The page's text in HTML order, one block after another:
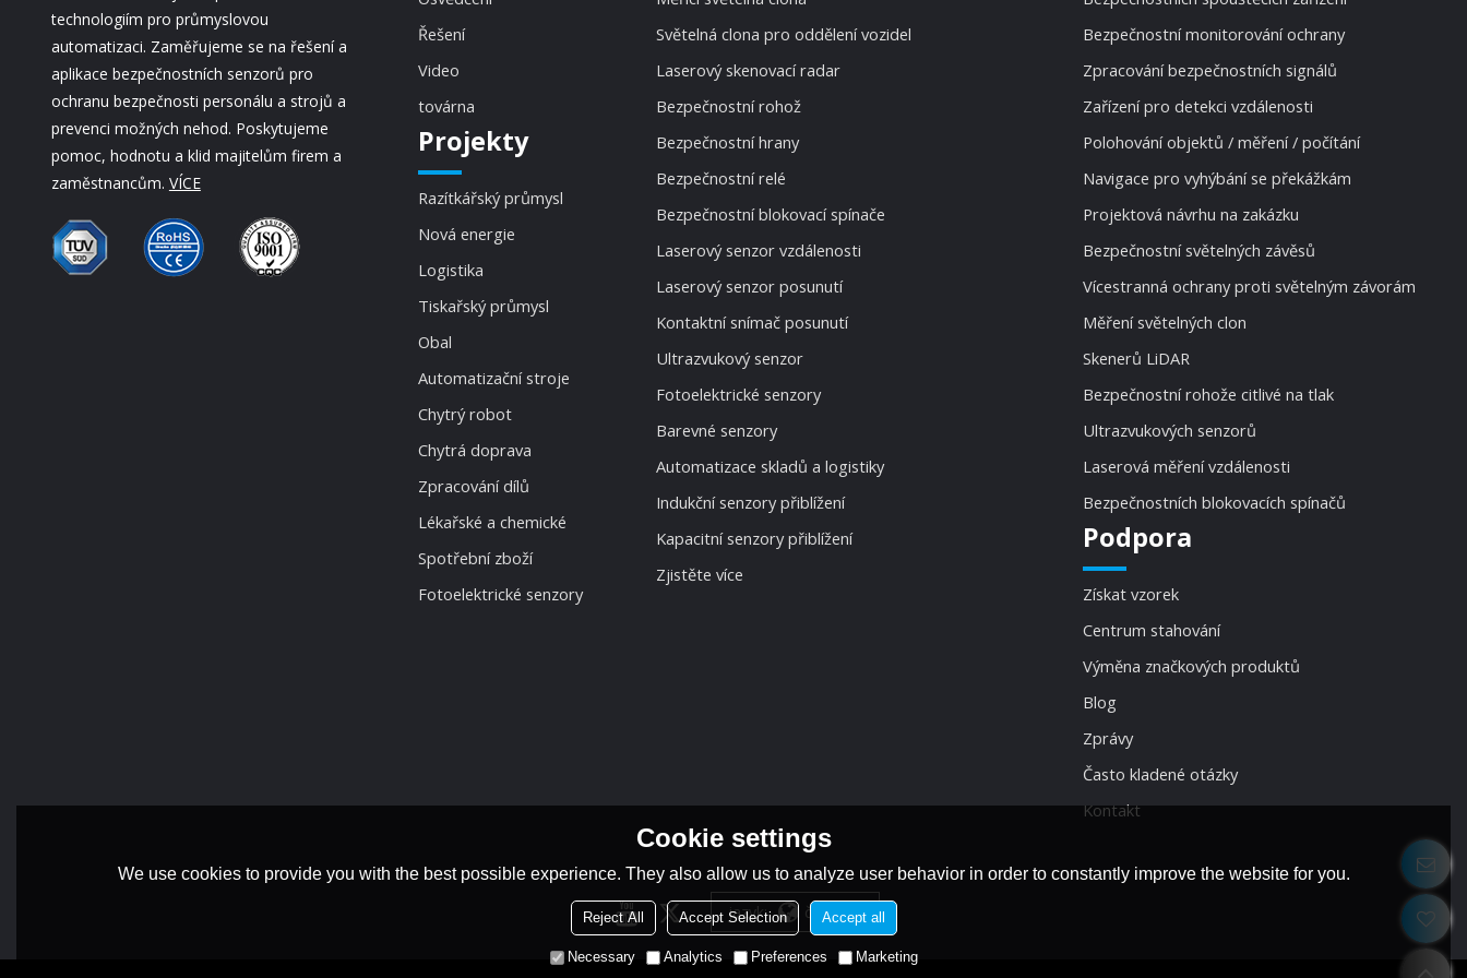
technologiím pro průmyslovou
automatizaci. Zaměřujeme se na řešení a
aplikace bezpečnostních senzorů pro
ochranu bezpečnosti personálu a strojů a
prevenci možných nehod. Poskytujeme
pomoc, hodnotu a klid majitelům firem a
zaměstnancům. VÍCE
Řešení
Video
továrna
Projekty
Razítkářský průmysl
Nová energie
Logistika
Tiskařský průmysl
Obal
Automatizační stroje
Chytrý robot
Chytrá doprava
Zpracování dílů
Lékařské a chemické
Spotřební zboží
Fotoelektrické senzory
Světelná clona pro oddělení vozidel
Laserový skenovací radar
Bezpečnostní rohož
Bezpečnostní hrany
Bezpečnostní relé
Bezpečnostní blokovací spínače
Laserový senzor vzdálenosti
Laserový senzor posunutí
Kontaktní snímač posunutí
Ultrazvukový senzor
Fotoelektrické senzory
Barevné senzory
Automatizace skladů a logistiky
Indukční senzory přiblížení
Kapacitní senzory přiblížení
Zjistěte více
Bezpečnostní monitorování ochrany
Zpracování bezpečnostních signálů
Zařízení pro detekci vzdálenosti
Polohování objektů / měření / počítání
Navigace pro vyhýbání se překážkám
Projektová návrhu na zakázku
Bezpečnostní světelných závěsů
Vícestranná ochrany proti světelným závorám
Měření světelných clon
Skenerů LiDAR
Bezpečnostní rohože citlivé na tlak
Ultrazvukových senzorů
Laserová měření vzdálenosti
Bezpečnostních blokovacích spínačů
Podpora
Získat vzorek
Centrum stahování
Výměna značkových produktů
Blog
Zprávy
Často kladené otázky
Kontakt
jazyk: český
Cookie settings
We use cookies to provide you with the best possible experience. They also allow us to analyze user behavior in order to constantly improve the website for you.
Reject All Accept Selection Accept all
Necessary Analytics Preferences Marketing